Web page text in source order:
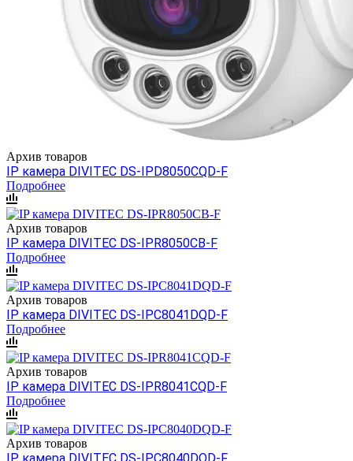
Архив товаров
IP камера DIVITEC DS-IPD8050CQD-F
Подробнее
Архив товаров
IP камера DIVITEC DS-IPR8050CB-F
Подробнее
Архив товаров
IP камера DIVITEC DS-IPC8041DQD-F
Подробнее
Архив товаров
IP камера DIVITEC DS-IPR8041CQD-F
Подробнее
Архив товаров